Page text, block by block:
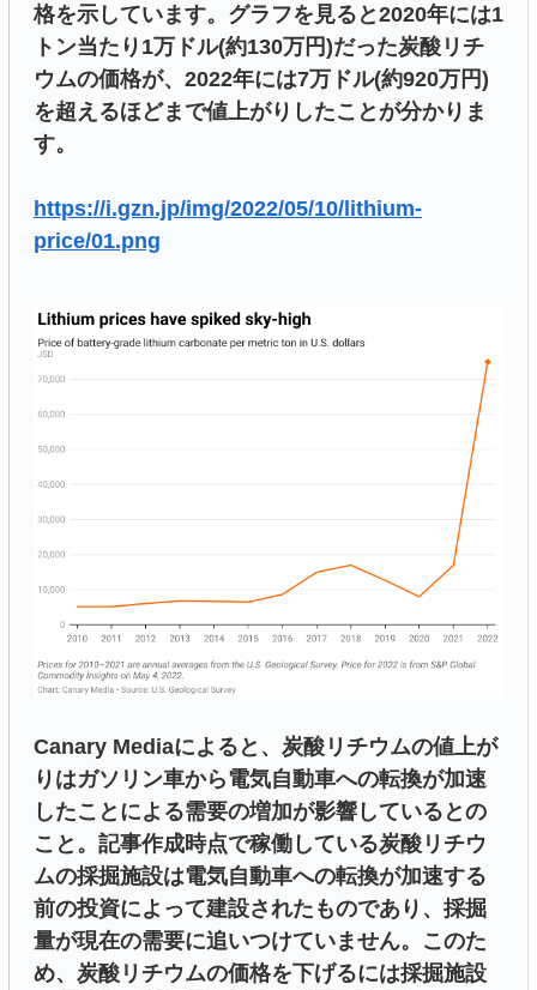
格を示しています。グラフを見ると2020年には1
トン当たり1万ドル(約130万円)だった炭酸リチ
ウムの価格が、2022年には7万ドル(約920万円)
を超えるほどまで値上がりしたことが分かりま
す。
https://i.gzn.jp/img/2022/05/10/lithium-
price/01.png
Canary Mediaによると、炭酸リチウムの値上が
りはガソリン車から電気自動車への転換が加速
したことによる需要の増加が影響しているとの
こと。記事作成時点で稼働している炭酸リチウ
ムの採掘施設は電気自動車への転換が加速する
前の投資によって建設されたものであり、採掘
量が現在の需要に追いつけていません。このた
め、炭酸リチウムの価格を下げるには採掘施設